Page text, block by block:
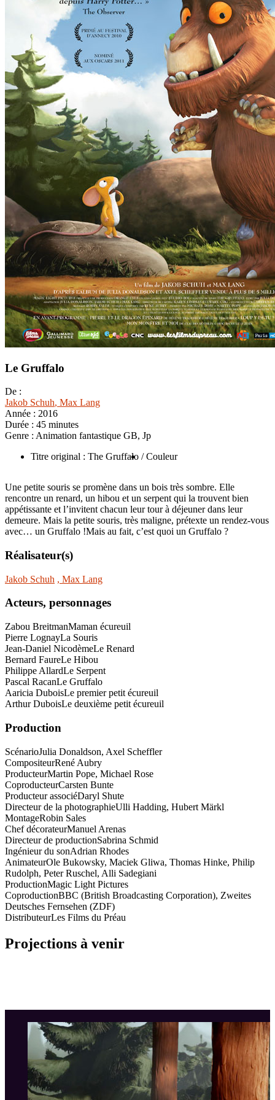
Le Gruffalo
De :
Jakob Schuh, Max Lang
Année : 2016
Durée : 45 minutes
Genre : Animation fantastique GB, Jp
Titre original : The Gruffalo / Couleur
Une petite souris se promène dans un bois très sombre. Elle
rencontre un renard, un hibou et un serpent qui la trouvent bien
appétissante et l’invitent chacun leur tour à déjeuner dans leur
demeure. Mais la petite souris, très maligne, prétexte un rendez-vous
avec… un Gruffalo !Mais au fait, c’est quoi un Gruffalo ?
Réalisateur(s)
Jakob Schuh , Max Lang
Acteurs, personnages
Zabou BreitmanMaman écureuil
Pierre LognayLa Souris
Jean-Daniel NicodèmeLe Renard
Bernard FaureLe Hibou
Philippe AllardLe Serpent
Pascal RacanLe Gruffalo
Aaricia DuboisLe premier petit écureuil
Arthur DuboisLe deuxième petit écureuil
Production
ScénarioJulia Donaldson, Axel Scheffler
CompositeurRené Aubry
ProducteurMartin Pope, Michael Rose
CoproducteurCarsten Bunte
Producteur associéDaryl Shute
Directeur de la photographieUlli Hadding, Hubert Märkl
MontageRobin Sales
Chef décorateurManuel Arenas
Directeur de productionSabrina Schmid
Ingénieur du sonAdrian Rhodes
AnimateurOle Bukowsky, Maciek Gliwa, Thomas Hinke, Philip
Rudolph, Peter Ruschel, Alli Sadegiani
ProductionMagic Light Pictures
CoproductionBBC (British Broadcasting Corporation), Zweites
Deutsches Fernsehen (ZDF)
DistributeurLes Films du Préau
Projections à venir